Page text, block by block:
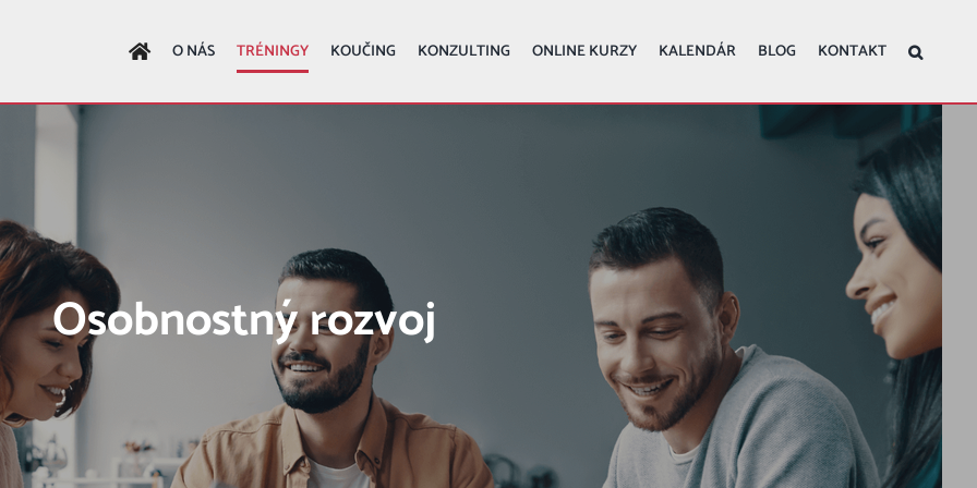
O NÁS TRÉNINGY KOUČING KONZULTING ONLINE KURZY KALENDÁR BLOG KONTAKT
Osobnostný rozvoj